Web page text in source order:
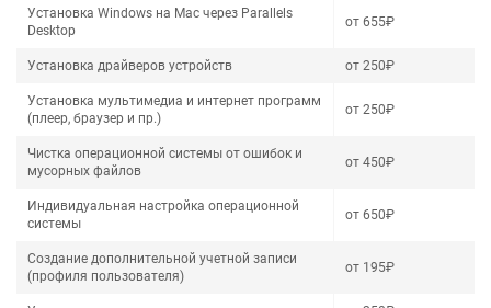
Установка Windows на Mac через Parallels
Desktop
от 655₽
Установка драйверов устройств от 250₽
Установка мультимедиа и интернет программ
(плеер, браузер и пр.)
от 250₽
Чистка операционной системы от ошибок и
мусорных файлов
от 450₽
Индивидуальная настройка операционной
системы
от 650₽
Создание дополнительной учетной записи
(профиля пользователя)
от 195₽